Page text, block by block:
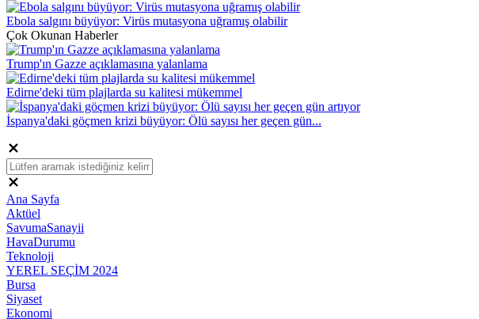
Ebola salgını büyüyor: Virüs mutasyona uğramış olabilir
Çok Okunan Haberler
Trump'ın Gazze açıklamasına yalanlama
Edirne'deki tüm plajlarda su kalitesi mükemmel
İspanya'daki göçmen krizi büyüyor: Ölü sayısı her geçen gün...
Ana Sayfa
Aktüel
SavumaSanayii
HavaDurumu
Teknoloji
YEREL SEÇİM 2024
Bursa
Siyaset
Ekonomi